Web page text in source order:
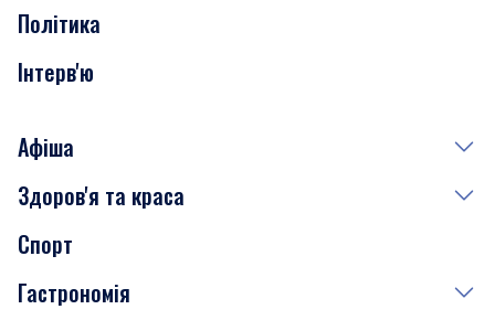
Політика
Інтерв'ю
Афіша
Сьогодні
Завтра
Субота
Здоров'я та краса
Медицина
Краса
Спорт
Гастрономія